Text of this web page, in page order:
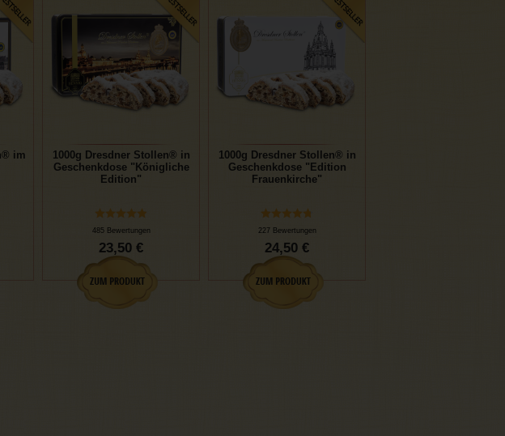
im
1000g Dresdner Stollen® in
Geschenkdose "Königliche
Edition"
485 Bewertungen
23,50 €
1000g Dresdner Stollen® in
Geschenkdose "Edition
Frauenkirche"
227 Bewertungen
24,50 €